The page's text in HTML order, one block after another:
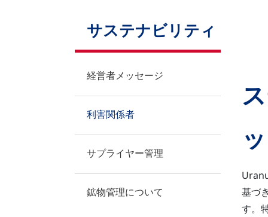
サステナビリティ
経営者メッセージ
利害関係者
サプライヤー管理
鉱物管理について
基づ
す。